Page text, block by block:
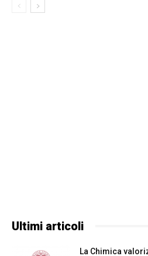
Ultimi articoli
La Chimica